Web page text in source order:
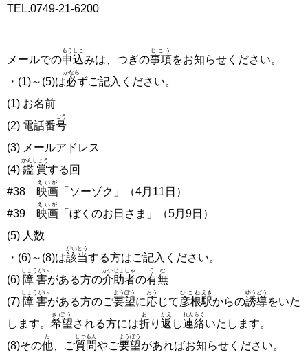
TEL.0749-21-6200
メールでの申込
もうしこ
みは、つぎの事項
じこう
をお知らせください。
・(1)～(5)は必
かなら
ずご記入ください。
(1) お名前
(2) 電話番号
ごう
(3) メールアドレス
(4) 鑑賞
かんしょう
する回
#38 映画
えいが
「ソーゾク」（4月11日）
#39 映画
えいが
「ぼくのお日さま」（5月9日）
(5) 人数
・(6)～(8)は該当
がいとう
する方はご記入ください。
(6) 障害
しょうがい
がある方の介助者
かいじょしゃ
の有無
うむ
(7) 障害
しょうがい
がある方のご要望
ようぼう
に応
おう
じて 彦根
ひこね
駅
えき
からの誘導
ゆうどう
をいた
します。 希望
きぼう
される方には折
お
り 返
かえ
し連絡
れんらく
いたします。
(8)その他
た
、ご質問
しつもん
やご要望
ようぼう
があればお知らせください。